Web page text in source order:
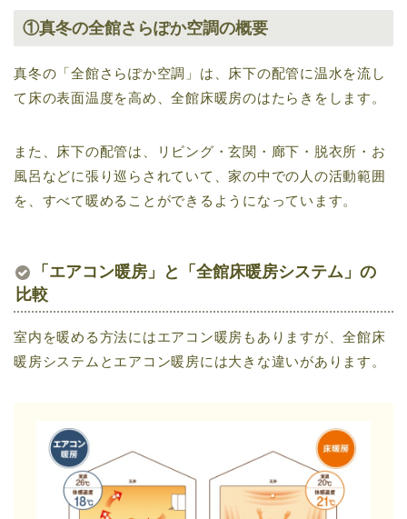
①真冬の全館さらぽか空調の概要
真冬の「全館さらぽか空調」は、床下の配管に温水を流し
て床の表面温度を高め、全館床暖房のはたらきをします。
また、床下の配管は、リビング・玄関・廊下・脱衣所・お
風呂などに張り巡らされていて、家の中での人の活動範囲
を、すべて暖めることができるようになっています。
「エアコン暖房」と「全館床暖房システム」の
比較
室内を暖める方法にはエアコン暖房もありますが、全館床
暖房システムとエアコン暖房には大きな違いがあります。